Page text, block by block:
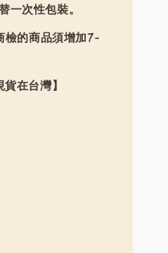
一次性包裝。
檢的商品須增加7-
在台灣】